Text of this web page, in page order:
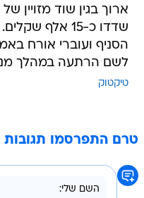
ארוך בגין שוד מזויין
שדדו כ-15 אלף
הסניף ועוברי אורח
לשם הרתעה במהלך
טיקטוק
טרם התפרסמו תגובות